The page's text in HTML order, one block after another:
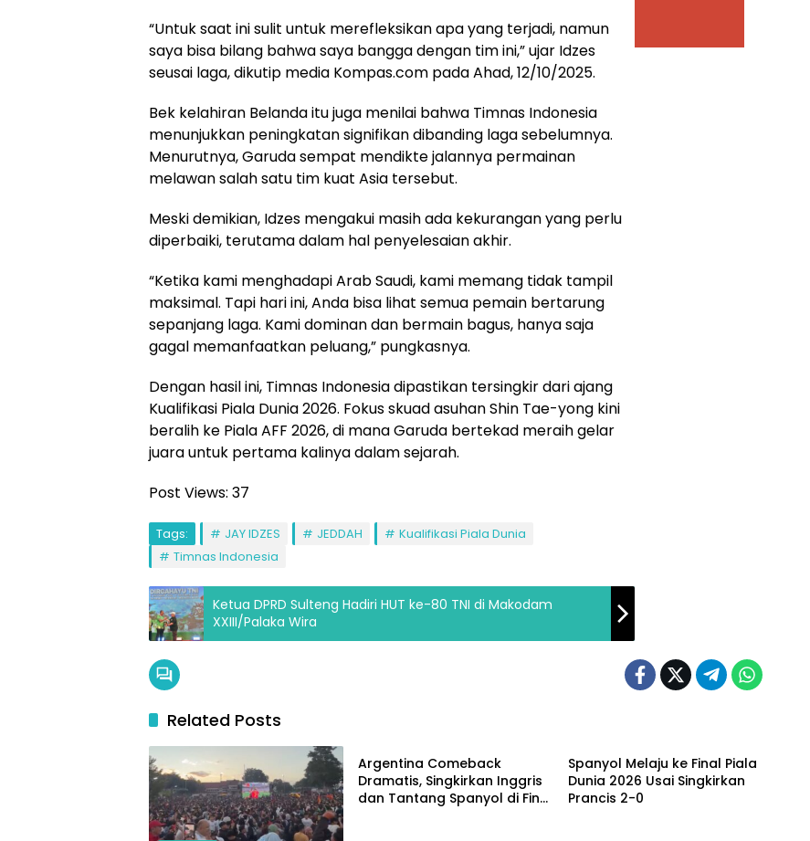
“Untuk saat ini sulit untuk merefleksikan apa yang terjadi, namun
saya bisa bilang bahwa saya bangga dengan tim ini,” ujar Idzes
seusai laga, dikutip media Kompas.com pada Ahad, 12/10/2025.
Bek kelahiran Belanda itu juga menilai bahwa Timnas Indonesia
menunjukkan peningkatan signifikan dibanding laga sebelumnya.
Menurutnya, Garuda sempat mendikte jalannya permainan
melawan salah satu tim kuat Asia tersebut.
Meski demikian, Idzes mengakui masih ada kekurangan yang perlu
diperbaiki, terutama dalam hal penyelesaian akhir.
“Ketika kami menghadapi Arab Saudi, kami memang tidak tampil
maksimal. Tapi hari ini, Anda bisa lihat semua pemain bertarung
sepanjang laga. Kami dominan dan bermain bagus, hanya saja
gagal memanfaatkan peluang,” pungkasnya.
Dengan hasil ini, Timnas Indonesia dipastikan tersingkir dari ajang
Kualifikasi Piala Dunia 2026. Fokus skuad asuhan Shin Tae-yong kini
beralih ke Piala AFF 2026, di mana Garuda bertekad meraih gelar
juara untuk pertama kalinya dalam sejarah.
Post Views: 37
Tags: JAY IDZES JEDDAH
Kualifikasi Piala Dunia
Timnas Indonesia
Ketua DPRD Sulteng Hadiri HUT ke-80 TNI di Makodam
XXIII/Palaka Wira
Related Posts
Argentina Comeback
Dramatis, Singkirkan Inggris
dan Tantang Spanyol di Final
Spanyol Melaju ke Final Piala
Dunia 2026 Usai Singkirkan
Prancis 2-0